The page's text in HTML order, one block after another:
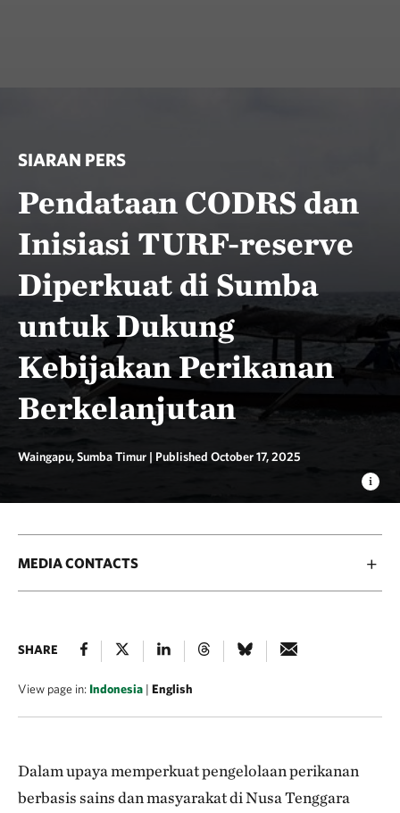
SIARAN PERS
Pendataan CODRS dan
Inisiasi TURF-reserve
Diperkuat di Sumba
untuk Dukung
Kebijakan Perikanan
Berkelanjutan
Waingapu, Sumba Timur | Published October 17, 2025
MEDIA CONTACTS
SHARE
View page in: Indonesia | English
Dalam upaya memperkuat pengelolaan perikanan
berbasis sains dan masyarakat di Nusa Tenggara